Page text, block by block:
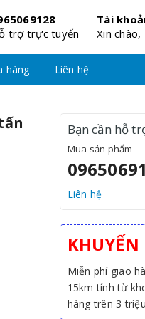
trợ trực tuyến
Tài
Xin chào,
hàng Liên hệ
Bạn cần hỗ
Mua sản phẩm
Liên hệ
Miễn phí giao
15km tính từ
hàng trên 3